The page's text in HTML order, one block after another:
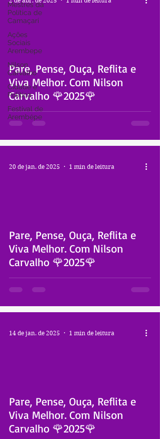
Mestres da
Política de
Camaçari
Ações
Sociais
Arembepe
Nilson
Carvalho
Cidade e
Política
Festival de
Arembépe
Pare, Pense, Ouça, Reflita e
Viva Melhor. Com Nilson
Carvalho 🌹2025🌹
Pare, Pense, Ouça, Reflita e
Viva Melhor. Com Nilson
Carvalho 🌹2025🌹
20 de jan. de 2025 1 min de leitura
Pare, Pense, Ouça, Reflita e
Viva Melhor. Com Nilson
Carvalho 🌹2025🌹
14 de jan. de 2025 1 min de leitura